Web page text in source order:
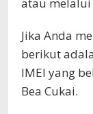
Jika Anda
berikut
IMEI yang
Bea Cukai.